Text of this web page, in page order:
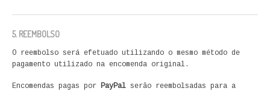
5. REEMBOLSO
O reembolso será efetuado utilizando o mesmo método de
pagamento utilizado na encomenda original.
Encomendas pagas por PayPal serão reembolsadas para a